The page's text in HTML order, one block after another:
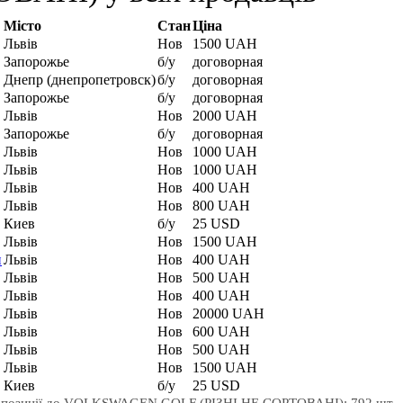
Місто СтанЦіна
Львів Нов
1500 UAH
Запорожье б/у
договорная
Днепр (днепропетровск)б/у
договорная
Запорожье б/у
договорная
Львів Нов
2000 UAH
Запорожье б/у
договорная
Львів Нов
1000 UAH
Львів Нов
1000 UAH
Львів Нов
400 UAH
Львів Нов
800 UAH
Киев б/у
25 USD
Львів Нов
1500 UAH
Львів Нов
400 UAH
Львів Нов
500 UAH
Львів Нов
400 UAH
Львів Нов
20000 UAH
Львів Нов
600 UAH
Львів Нов
500 UAH
Львів Нов
1500 UAH
Киев б/у 25 USD